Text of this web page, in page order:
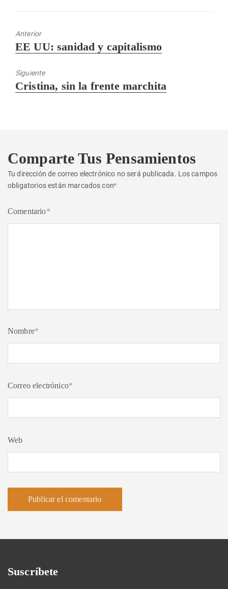
Anterior
Entrada
EE UU: sanidad y capitalismo
Siguiente
Entrada
Cristina, sin la frente marchita
Comparte Tus Pensamientos
Tu dirección de correo electrónico no será publicada. Los campos
obligatorios están marcados con*
Comentario*
Nombre*
Correo electrónico*
Web
Suscríbete